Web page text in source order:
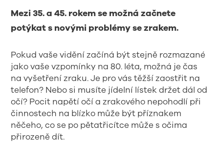
Mezi 35. a 45. rokem se možná začnete
potýkat s novými problémy se zrakem.
Pokud vaše vidění začíná být stejně rozmazané
jako vaše vzpomínky na 80. léta, možná je čas
na vyšetření zraku. Je pro vás těžší zaostřit na
telefon? Nebo si musíte jídelní lístek držet dál od
očí? Pocit napětí očí a zrakového nepohodlí při
činnostech na blízko může být příznakem
něčeho, co se po pětatřicítce může s očima
přirozeně dít.